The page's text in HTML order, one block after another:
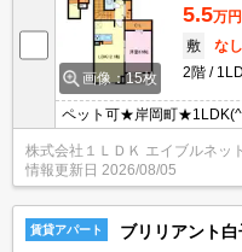
画像：15枚
5.5万円
敷
なし
2階
ペット可★岸岡町
浴室乾燥・システムキッ
(^^)/
株式会社１ＬＤＫ エイブルネッ
情報更新日 2026/08/05
賃貸アパート ブリリアント